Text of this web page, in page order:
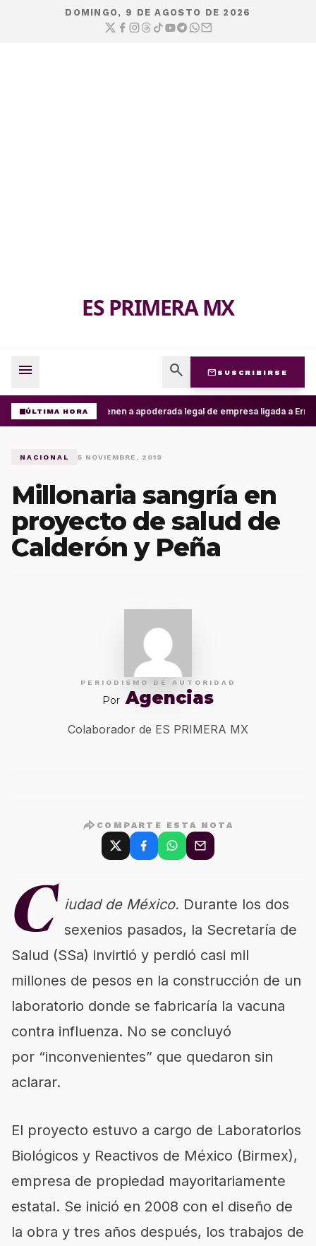
DOMINGO, 9 DE AGOSTO DE 2026
ES PRIMERA MX
menu search mail SUSCRIBIRSE
ÚLTIMA HORADetienen a apoderada legal de empresa ligada a
NACIONAL 5 NOVIEMBRE, 2019
Millonaria sangría en
proyecto de salud de
Calderón y Peña
PERIODISMO DE AUTORIDAD
Por Agencias
Colaborador de ES PRIMERA MX
COMPARTE ESTA NOTA
C iudad de México. Durante los dos
sexenios pasados, la Secretaría de
Salud (SSa) invirtió y perdió casi mil
millones de pesos en la construcción de un
laboratorio donde se fabricaría la vacuna
contra influenza. No se concluyó
por
inconvenientes
que quedaron sin
aclarar.
El proyecto estuvo a cargo de Laboratorios
Biológicos y Reactivos de México (Birmex),
empresa de propiedad mayoritariamente
estatal. Se inició en 2008 con el diseño de
la obra y tres años después, los trabajos de